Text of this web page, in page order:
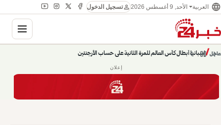
language العربية الأحد, 9 أغسطس 2026 personتسجيل الدخول
عاجل/
إسبانيا أبطال كأس العالم للمرة الثانية على حساب الأرجنتين
حديث الساعة: سيناريوهات قادمة 745
chevron_right
pause
chevron_left
إعلان